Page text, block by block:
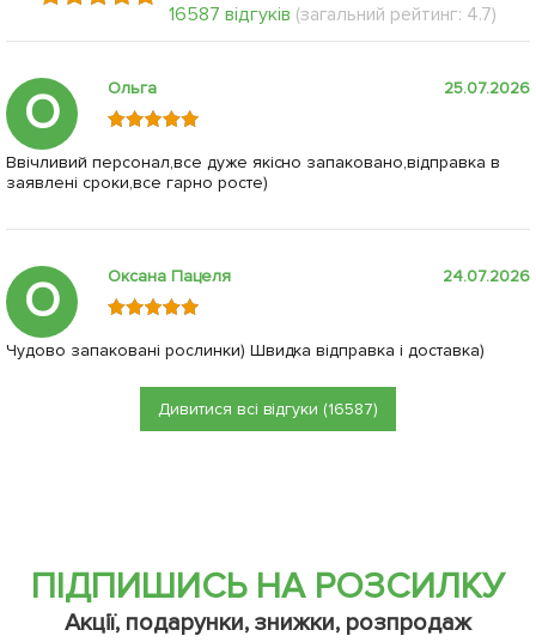
16587 відгуків (загальний рейтинг: 4.7)
О Ольга 25.07.2026
Ввічливий персонал,все дуже якісно запаковано,відправка в
заявлені сроки,все гарно росте)
О Оксана Пацеля 24.07.2026
Чудово запаковані рослинки) Швидка відправка і доставка)
Дивитися всі відгуки (16587)
ПІДПИШИСЬ НА РОЗСИЛКУ
Акції, подарунки, знижки, розпродаж